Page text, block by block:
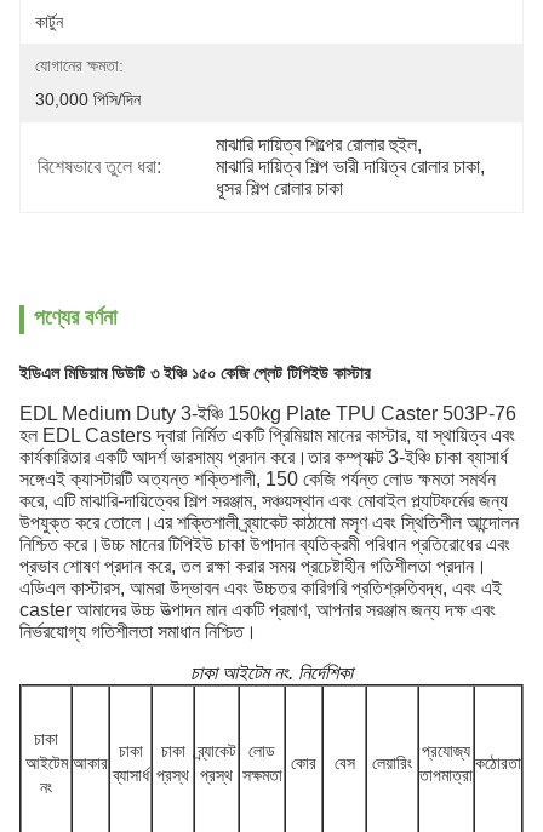
কার্টুন
যোগানের ক্ষমতা:
30,000 পিসি/দিন
বিশেষভাবে তুলে ধরা:
মাঝারি দায়িত্ব শিল্পের রোলার হুইল,
মাঝারি দায়িত্ব শিল্প ভারী দায়িত্ব রোলার চাকা,
ধূসর শিল্প রোলার চাকা
পণ্যের বর্ণনা
ইডিএল মিডিয়াম ডিউটি ৩ ইঞ্চি ১৫০ কেজি প্লেট টিপিইউ কাস্টার
EDL Medium Duty 3-ইঞ্চি 150kg Plate TPU Caster 503P-76
হল EDL Casters দ্বারা নির্মিত একটি প্রিমিয়াম মানের কাস্টার, যা স্থায়িত্ব এবং
কার্যকারিতার একটি আদর্শ ভারসাম্য প্রদান করে।তার কম্প্যাক্ট 3-ইঞ্চি চাকা ব্যাসার্ধ
সঙ্গেএই ক্যাসটারটি অত্যন্ত শক্তিশালী, 150 কেজি পর্যন্ত লোড ক্ষমতা সমর্থন
করে, এটি মাঝারি-দায়িত্বের শিল্প সরঞ্জাম, সঞ্চয়স্থান এবং মোবাইল প্ল্যাটফর্মের জন্য
উপযুক্ত করে তোলে।এর শক্তিশালী ব্র্যাকেট কাঠামো মসৃণ এবং স্থিতিশীল আন্দোলন
নিশ্চিত করে।উচ্চ মানের টিপিইউ চাকা উপাদান ব্যতিক্রমী পরিধান প্রতিরোধের এবং
প্রভাব শোষণ প্রদান করে, তল রক্ষা করার সময় প্রচেষ্টাহীন গতিশীলতা প্রদান।
এডিএল কাস্টারস, আমরা উদ্ভাবন এবং উচ্চতর কারিগরি প্রতিশ্রুতিবদ্ধ, এবং এই
caster আমাদের উচ্চ উত্পাদন মান একটি প্রমাণ, আপনার সরঞ্জাম জন্য দক্ষ এবং
নির্ভরযোগ্য গতিশীলতা সমাধান নিশ্চিত।
চাকা আইটেম নং. নির্দেশিকা
চাকা
আইটেম
নং
আকার
চাকা
ব্যাসার্ধ
চাকা
প্রস্থ
ব্র্যাকেট
প্রস্থ
লোড
সক্ষমতা
কোর বেস লেয়ারিং
প্রযোজ্য
তাপমাত্রা
কঠোরতা